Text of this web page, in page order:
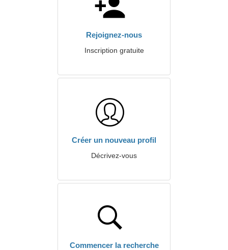
Rejoignez-nous
Inscription gratuite
Créer un nouveau profil
Décrivez-vous
Commencer la recherche